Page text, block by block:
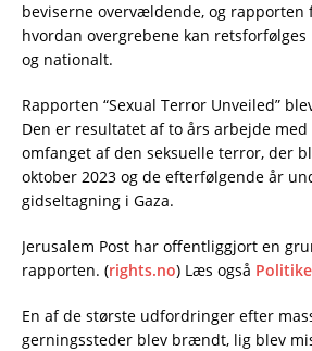
beviserne overvældende, og rapporten
hvordan overgrebene kan
og nationalt.
Rapporten “Sexual Terror Unveiled”
Den er resultatet af to års arbejde
omfanget af den seksuelle terror, der
oktober 2023 og de efterfølgende år
gidseltagning i Gaza.
Jerusalem Post har offentliggjort en
rapporten. (rights.no) Læs også
En af de største udfordringer efter
gerningssteder blev brændt, lig blev